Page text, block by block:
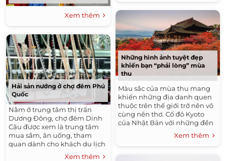
Xem thêm
Hải sản nướng ở chợ đêm Phú
Quốc
Nằm ở trung tâm thị trấn
Dương Đông, chợ đêm Dinh
Cậu được xem là trung tâm
mua sắm, ăn uống, tham
quan dành cho khách du lịch
và người dân địa phương.
Xem thêm
Những hình ảnh tuyệt đẹp
khiến bạn “phải lòng” mùa
thu
Màu sắc của mùa thu mang
khiến những địa danh quen
thuộc trên thế giới trở nên vô
cùng nên thơ. Cố đô Kyoto
của Nhật Bản với những đền
Xem thêm